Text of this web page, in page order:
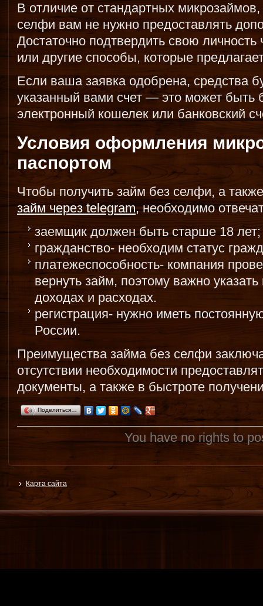
В отличие от стандартных
селфи вам не нужно предоставлять
Достаточно подтвердить свою личность
или другие способы, которые
Если ваша заявка одобрена, средства
указанный вами счет — это может быть
электронный кошелек или банковский
Условия оформления
паспортом
Чтобы получить займ без селфи, а
займ через telegram, необходимо
заемщик должен быть старше 18 лет;
гражданство- необходим статус
платежеспособность- компания
вернуть займ, поэтому важно
доходах и расходах.
регистрация- нужно иметь
России.
Преимущества займа без селфи
отсутствии необходимости
документы, а также в быстроте
Поделиться…
You have no rights to
Карта сайта